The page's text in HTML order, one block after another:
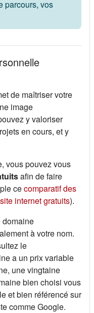
parcours, vos
de maîtriser votre
image
y valoriser
en cours, et y
vous pouvez vous
afin de faire
cecomparatif des
internet gratuits).
domaine
à votre nom.
le
onglet)
a un prix variable
une vingtaine
bien choisi vous
et bien référencé sur
comme Google.